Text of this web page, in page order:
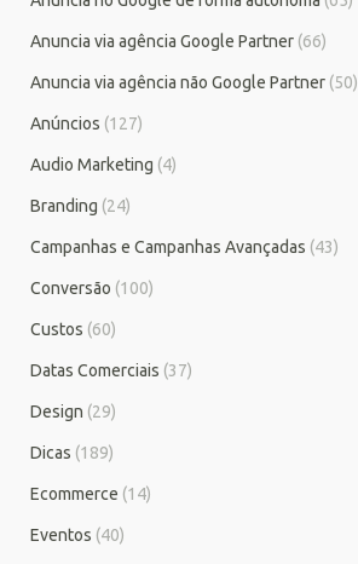
Anuncia via agência Google Partner (66)
Anuncia via agência não Google Partner (50)
Anúncios (127)
Audio Marketing (4)
Branding (24)
Campanhas e Campanhas Avançadas (43)
Conversão (100)
Custos (60)
Datas Comerciais (37)
Design (29)
Dicas (189)
Ecommerce (14)
Eventos (40)